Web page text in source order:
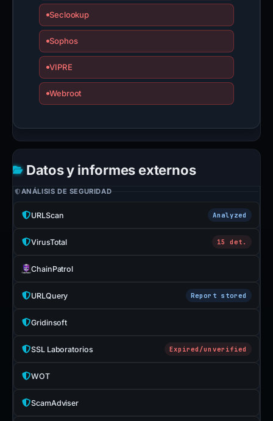
Seclookup
Sophos
VIPRE
Webroot
Datos y informes externos
ANÁLISIS DE SEGURIDAD
URLScan Analyzed
VirusTotal 15 det.
ChainPatrol
URLQuery Report stored
Gridinsoft
SSL Laboratorios Expired/unverified
WOT
ScamAdviser